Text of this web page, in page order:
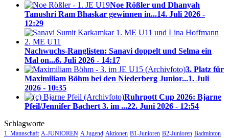
Noe Rößler und Dhanyah
Tanushri Ram Bhaskar gewinnen in...14. Juli 2026 -
12:29
Nachwuchs-Ranglisten: Sanavi doppelt und Selma ein
Mal on...6. Juli 2026 - 14:17
3. Platz für
Maximiliam Böhm bei den Niederberg Junior...1. Juli
2026 - 10:35
Ruhrpott Cup 2026: Bjarne
Pfeil/Jennifer Bachert 3. im ...22. Juni 2026 - 12:54
Schlagworte
1. Mannschaft A-JUNIOREN A Jugend Aktionen B1-Junioren B2-Junioren Badminton